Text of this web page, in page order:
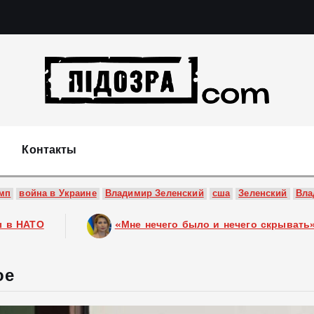
Контакты
война в Украине Владимир Зеленский сша Зеленский
нечего скрывать»: Стефанишина прокомментировала